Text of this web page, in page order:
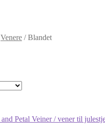
Venere /Blandet